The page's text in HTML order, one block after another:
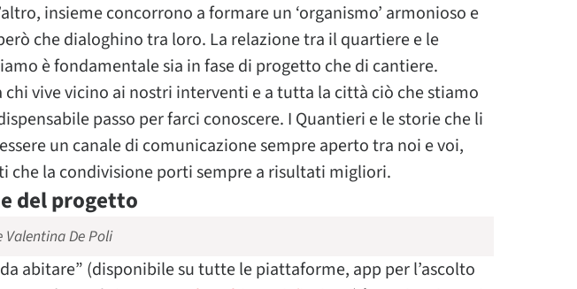
insieme concorrono a formare un ‘organismo’ armonioso e
che dialoghino tra loro. La relazione tra il quartiere e le
è fondamentale sia in fase di progetto che di cantiere.
chi vive vicino ai nostri interventi e a tutta la città ciò che stiamo
passo per farci conoscere. I Quantieri e le storie che li
un canale di comunicazione sempre aperto tra noi e voi,
che la condivisione porti sempre a risultati migliori.
del progetto
Valentina De Poli
da abitare” (disponibile su tutte le piattaforme, app per l’ascolto